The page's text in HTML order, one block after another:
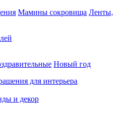
Мамины сокровища Ленты,
Новый год
для интерьера
и декор